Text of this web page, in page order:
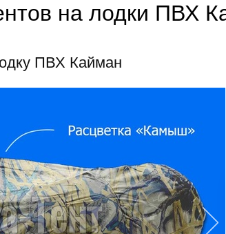
на лодки ПВХ
ПВХ Кайман